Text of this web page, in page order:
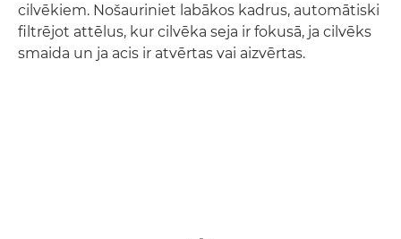
cilvēkiem. Nošauriniet labākos kadrus, automātiski
filtrējot attēlus, kur cilvēka seja ir fokusā, ja cilvēks
smaida un ja acis ir atvērtas vai aizvērtas.